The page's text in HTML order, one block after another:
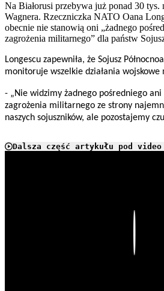
Na Białorusi przebywa już ponad 30
Wagnera. Rzeczniczka NATO Oana
obecnie nie stanowią oni „żadnego
zagrożenia militarnego” dla państw
Longescu zapewniła, że Sojusz
monitoruje wszelkie działania wojskowe
- „Nie widzimy żadnego pośredniego
zagrożenia militarnego ze strony
naszych sojuszników, ale pozostajemy
Dalsza część artykułu pod video